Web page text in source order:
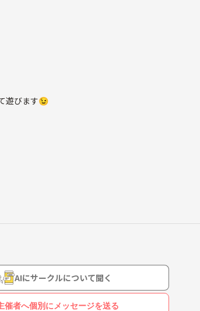
遊びます😉
いしますm(_ _)m
AIにサークルについて聞く
催者へ個別にメッセージを送る